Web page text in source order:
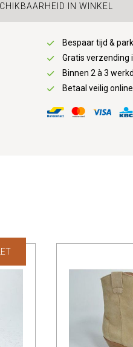
IN WINKEL
Bespaar tijd &
Gratis verzending
Binnen 2 à 3
Betaal veilig online